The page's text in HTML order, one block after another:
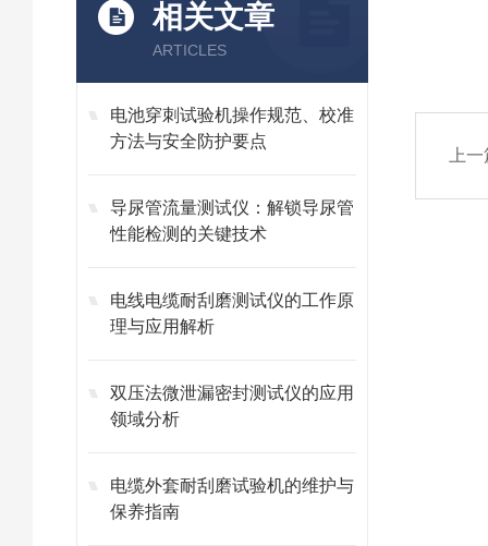
相关文章
ARTICLES
电池穿刺试验机操作规范、校准
方法与安全防护要点
导尿管流量测试仪：解锁导尿管
性能检测的关键技术
电线电缆耐刮磨测试仪的工作原
理与应用解析
双压法微泄漏密封测试仪的应用
领域分析
电缆外套耐刮磨试验机的维护与
保养指南
上